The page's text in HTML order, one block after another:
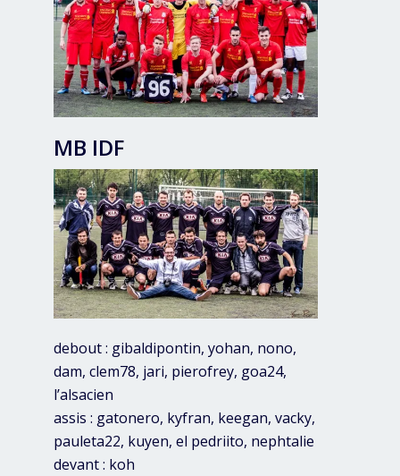
MB IDF
debout : gibaldipontin, yohan, nono,
dam, clem78, jari, pierofrey, goa24,
l’alsacien
assis : gatonero, kyfran, keegan, vacky,
pauleta22, kuyen, el pedriito, nephtalie
devant : koh